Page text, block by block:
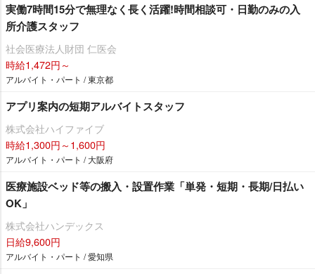
実働7時間15分で無理なく長く活躍!時間相談可・日勤のみの入
所介護スタッフ
社会医療法人財団 仁医会
時給1,472円～
アルバイト・パート / 東京都
アプリ案内の短期アルバイトスタッフ
株式会社ハイファイブ
時給1,300円～1,600円
アルバイト・パート / 大阪府
医療施設ベッド等の搬入・設置作業「単発・短期・長期/日払い
OK」
株式会社ハンデックス
日給9,600円
アルバイト・パート / 愛知県